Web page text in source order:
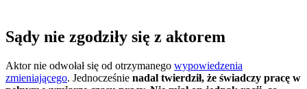
Sądy nie zgodziły się z aktorem
Aktor nie odwołał się od otrzymanego wypowiedzenia
zmieniającego. Jednocześnie nadal twierdził, że świadczy pracę w